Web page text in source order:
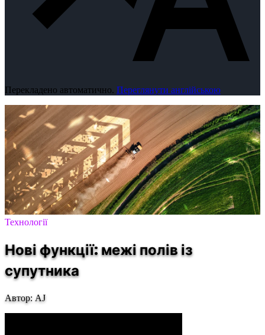
Перекладено автоматично. Переглянути англійською
Технології
Нові функції: межі полів із
супутника
Автор: AJ